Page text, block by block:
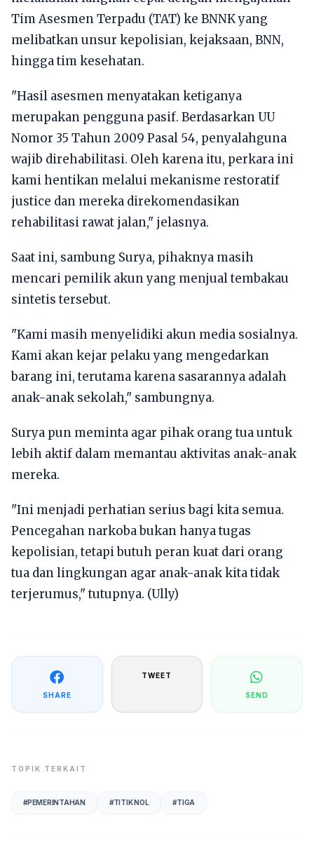
Tim Asesmen Terpadu (TAT) ke BNNK yang
melibatkan unsur kepolisian, kejaksaan, BNN,
hingga tim kesehatan.
"Hasil asesmen menyatakan ketiganya
merupakan pengguna pasif. Berdasarkan UU
Nomor 35 Tahun 2009 Pasal 54, penyalahguna
wajib direhabilitasi. Oleh karena itu, perkara ini
kami hentikan melalui mekanisme restoratif
justice dan mereka direkomendasikan
rehabilitasi rawat jalan," jelasnya.
Saat ini, sambung Surya, pihaknya masih
mencari pemilik akun yang menjual tembakau
sintetis tersebut.
"Kami masih menyelidiki akun media sosialnya.
Kami akan kejar pelaku yang mengedarkan
barang ini, terutama karena sasarannya adalah
anak-anak sekolah," sambungnya.
Surya pun meminta agar pihak orang tua untuk
lebih aktif dalam memantau aktivitas anak-anak
mereka.
"Ini menjadi perhatian serius bagi kita semua.
Pencegahan narkoba bukan hanya tugas
kepolisian, tetapi butuh peran kuat dari orang
tua dan lingkungan agar anak-anak kita tidak
terjerumus," tutupnya. (Ully)
SHARE
TWEET
SEND
TOPIK TERKAIT
#PEMERINTAHAN #TITIK NOL #TIGA